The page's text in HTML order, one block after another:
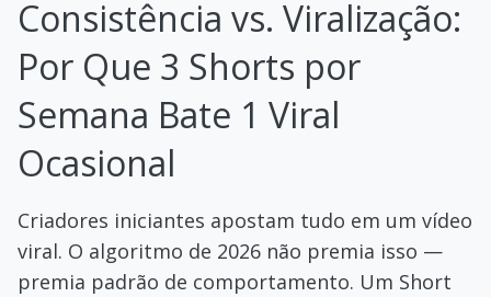
Consistência vs. Viralização:
Por Que 3 Shorts por
Semana Bate 1 Viral
Ocasional
Criadores iniciantes apostam tudo em um vídeo
viral. O algoritmo de 2026 não premia isso —
premia padrão de comportamento. Um Short